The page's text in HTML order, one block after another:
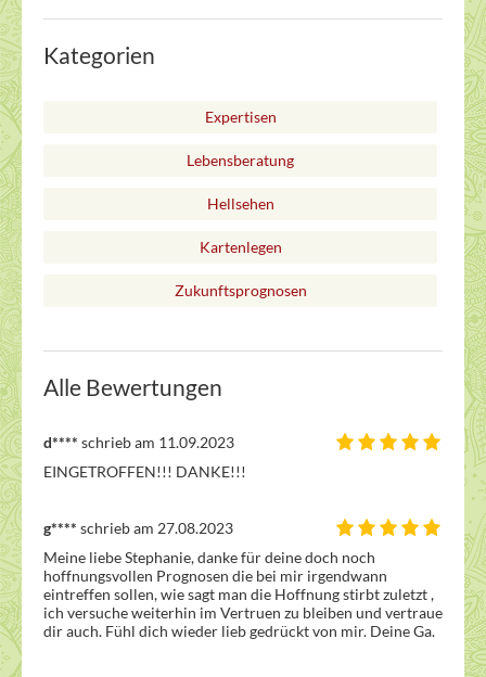
Kategorien
Expertisen
Lebensberatung
Hellsehen
Kartenlegen
Zukunftsprognosen
Alle Bewertungen
d**** schrieb am 11.09.2023
EINGETROFFEN!!! DANKE!!!
g**** schrieb am 27.08.2023
Meine liebe Stephanie, danke für deine doch noch
hoffnungsvollen Prognosen die bei mir irgendwann
eintreffen sollen, wie sagt man die Hoffnung stirbt zuletzt ,
ich versuche weiterhin im Vertruen zu bleiben und vertraue
dir auch. Fühl dich wieder lieb gedrückt von mir. Deine Ga.